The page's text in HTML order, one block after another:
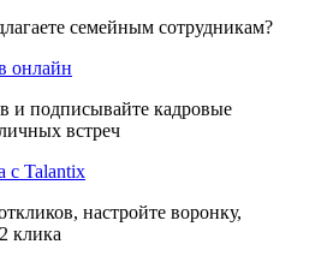
семейным сотрудникам?
онлайн
и подписывайте кадровые
встреч
с Talantix
настройте воронку,
клика